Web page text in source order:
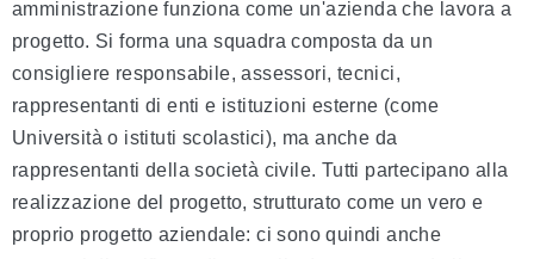
amministrazione funziona come un'azienda che lavora a
progetto. Si forma una squadra composta da un
consigliere responsabile, assessori, tecnici,
rappresentanti di enti e istituzioni esterne (come
Università o istituti scolastici), ma anche da
rappresentanti della società civile. Tutti partecipano alla
realizzazione del progetto, strutturato come un vero e
proprio progetto aziendale: ci sono quindi anche